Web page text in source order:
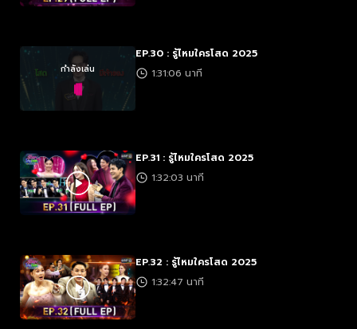
กำลังเล่น
EP.30 : รู้ไหมใครโสด 2025
1:31:06 นาที
EP.31 : รู้ไหมใครโสด 2025
1:32:03 นาที
EP.32 : รู้ไหมใครโสด 2025
1:32:47 นาที